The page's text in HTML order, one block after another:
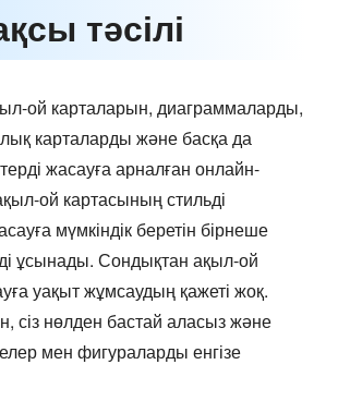
тәсілі
ой карталарын, диаграммаларды,
карталарды және басқа да
жасауға арналған онлайн-
ой картасының стильді
мүмкіндік беретін бірнеше
ұсынады. Сондықтан ақыл-ой
уақыт жұмсаудың қажеті жоқ.
сіз нөлден бастай аласыз және
мен фигураларды енгізе